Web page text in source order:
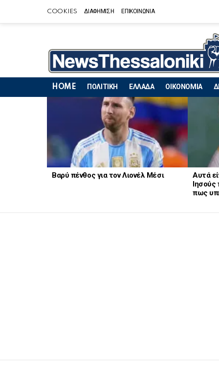
COOKIES ΔΙΑΦΗΜΙΣΗ ΕΠΙΚΟΙΝΩΝΙΑ
HOME ΠΟΛΙΤΙΚΗ ΕΛΛΑΔΑ ΟΙΚΟΝΟΜΙΑ
Βαρύ πένθος για τον Λιονέλ Μέσι
Αυτά
πως